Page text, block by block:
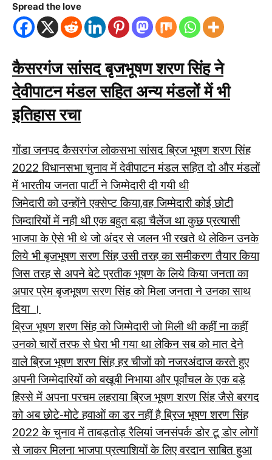
Spread the love
कैसरगंज सांसद बृजभूषण शरण सिंह ने
देवीपाटन मंडल सहित अन्य मंडलों में भी
इतिहास रचा
गोंडा जनपद कैसरगंज लोकसभा सांसद ब्रिज भूषण शरण सिंह
2022 विधानसभा चुनाव में देवीपाटन मंडल सहित दो और मंडलों
में भारतीय जनता पार्टी ने जिम्मेदारी दी गयी थी
जिमेदारी को उन्होंने एक्सेप्ट किया,वह जिम्मेदारी कोई छोटी
जिम्दारियों में नही थी एक बहुत बड़ा चैलेंज था कुछ प्रत्यासी
भाजपा के ऐसे भी थे जो अंदर से जलन भी रखते थे लेकिन उनके
लिये भी बृजभूषण सरण सिंह उसी तरह का समीकरण तैयार किया
जिस तरह से अपने बेटे प्रतीक भूषण के लिये किया जनता का
अपार प्रेम बृजभूषण सरण सिंह को मिला जनता ने उनका साथ
दिया ।
ब्रिज भूषण शरण सिंह को जिम्मेदारी जो मिली थी कहीं ना कहीं
उनको चारों तरफ से घेरा भी गया था लेकिन सब को मात देने
वाले ब्रिज भूषण शरण सिंह हर चीजों को नजरअंदाज करते हुए
अपनी जिम्मेदारियों को बखूबी निभाया और पूर्वांचल के एक बड़े
हिस्से में अपना परचम लहराया ब्रिज भूषण शरण सिंह जैसे बरगद
को अब छोटे-मोटे हवाओं का डर नहीं है ब्रिज भूषण शरण सिंह
2022 के चुनाव में ताबड़तोड़ रैलियां जनसंपर्क डोर टू डोर लोगों
से जाकर मिलना भाजपा प्रत्याशियों के लिए वरदान साबित हुआ